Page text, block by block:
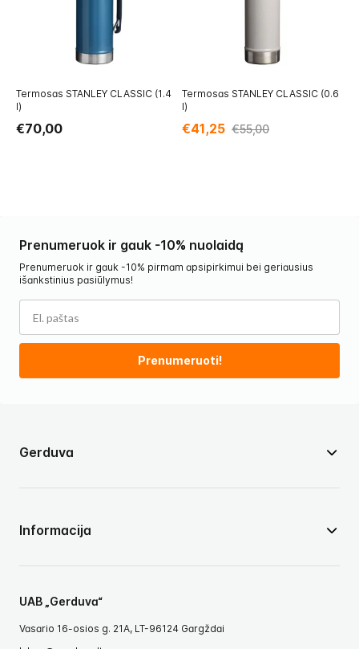
Termosas STANLEY CLASSIC (1.4
l)
€70,00
Termosas STANLEY CLASSIC (0.6
l)
€41,25 €55,00
UAB „Gerduva“
Vasario 16-osios g. 21A, LT-96124 Gargždai
Gerduva
Informacija
Prenumeruok ir gauk -10% nuolaidą
Prenumeruok ir gauk -10% pirmam apsipirkimui bei geriausius
išankstinius pasiūlymus!
Prenumeruoti!